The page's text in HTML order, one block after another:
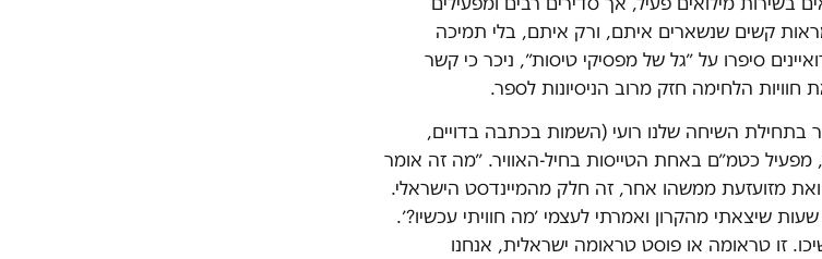
קשים שנשארים איתם, ורק איתם, בלי תמיכה
סיפרו על ״גל של מפסיקי טיסות״, ניכר כי קשר
חוויות הלחימה חזק מרוב הניסיונות לספר.
בתחילת השיחה שלנו רועי (השמות בכתבה בדויים,
כטמ״ם באחת הטייסות בחיל-האוויר. ״מה זה אומר
מזועזעת ממשהו אחר, זה חלק מהמיינדסט הישראלי.
היו לי פיריטים (טיסות – א״פ) של 4 שעות שיצאתי מהקרון ואמרתי לעצמי ׳מה חוויתי עכשיו?׳.
זו טראומה או פוסט טראומה ישראלית, אנחנו